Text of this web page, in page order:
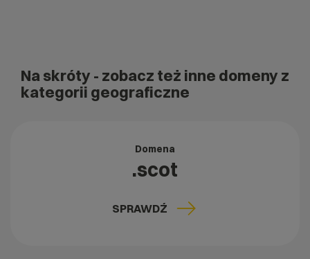
Na skróty - zobacz też inne domeny z
kategorii geograficzne
Domena
.scot
SPRAWDŹ